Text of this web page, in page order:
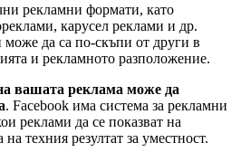
рекламни формати, като
карусел реклами и др.
да са по-скъпи от други в
и рекламното разположение.
вашата реклама може да
. Facebook има система за рекламни
реклами да се показват на
техния резултат за уместност.